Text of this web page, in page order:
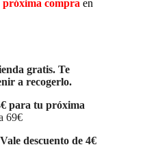
próxima compra en
gratis. Te
a recogerlo.
para tu próxima
69€
descuento de 4€